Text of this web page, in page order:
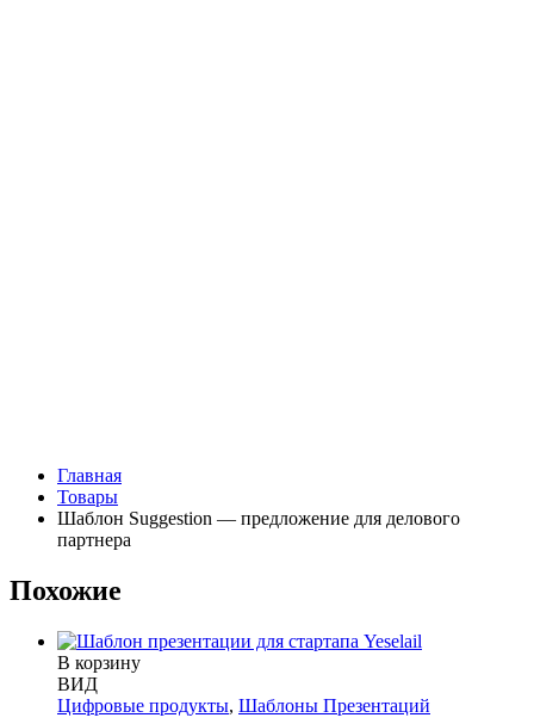
Главная
Товары
Шаблон Suggestion — предложение для делового
партнера
Похожие
В корзину
ВИД
Цифровые продукты, Шаблоны Презентаций